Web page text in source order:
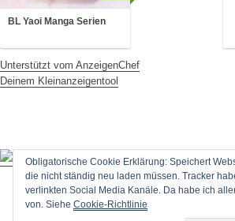
BL Yaoi Manga Serien
Unterstützt vom AnzeigenChef
Deinem Kleinanzeigentool
Obligatorische Cookie Erklärung: Speichert
die nicht ständig neu laden müssen. Tracker
verlinkten Social Media Kanäle. Da habe ich
von. Siehe Cookie-Richtlinie